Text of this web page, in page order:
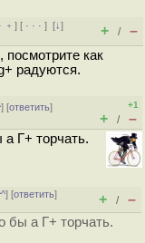
] [ · · ·][↓]
+ / –
посмотрите как
радуются.
] [ответить]
+1
+ / –
Г+ торчать.
] [ответить]
+ / –
бы а Г+ торчать.